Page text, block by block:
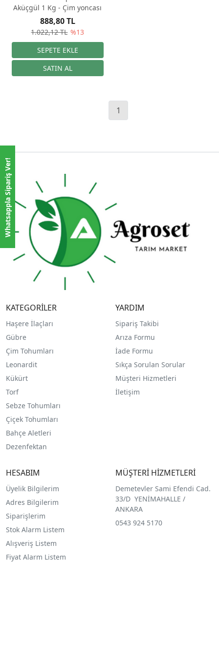
Aküçgül 1 Kg - Çim yoncası
1.022,12 TL %13
888,80 TL
1
KATEGORİLER
Haşere İlaçları
Gübre
Çim Tohumları
Leonardit
Kükürt
Torf
Sebze Tohumları
Çiçek Tohumları
Bahçe Aletleri
Dezenfektan
YARDIM
Sipariş Takibi
Arıza Formu
İade Formu
Sıkça Sorulan Sorular
Müşteri Hizmetleri
İletişim
HESABIM
Üyelik Bilgilerim
Adres Bilgilerim
Siparişlerim
Stok Alarm Listem
Alışveriş Listem
Fiyat Alarm Listem
MÜŞTERİ HİZMETLERİ
Demetevler Sami Efendi Cad.
33/D YENİMAHALLE /
ANKARA
0543 924 5170
Whatsappla Sipariş Ver!